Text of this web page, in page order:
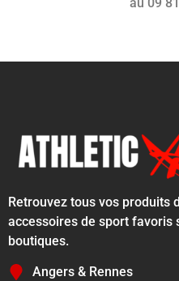
Retrouvez tous vos produits
accessoires de sport favoris
boutiques.
Angers & Rennes